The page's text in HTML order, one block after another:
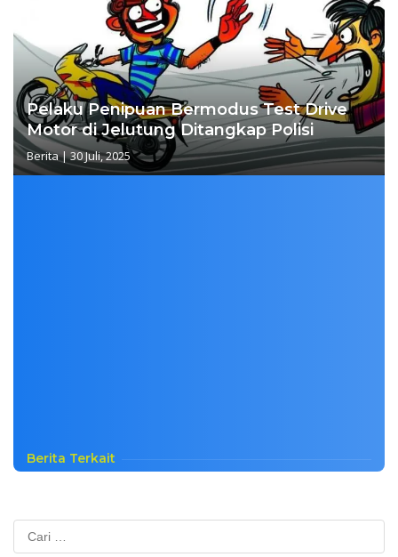
Pelaku Penipuan Bermodus Test Drive
Motor di Jelutung Ditangkap Polisi
Berita|30 Juli, 2025
Berita Terkait
Cari
untuk: